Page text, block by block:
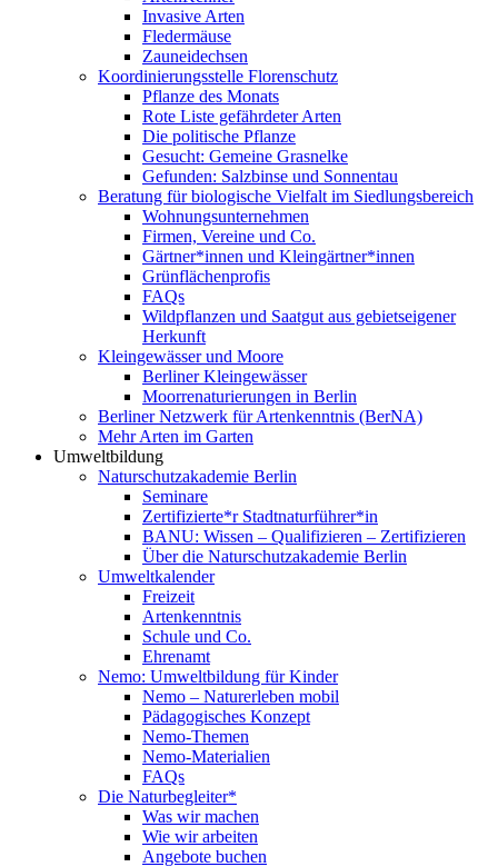
Invasive Arten
Fledermäuse
Zauneidechsen
Koordinierungsstelle Florenschutz
Pflanze des Monats
Rote Liste gefährdeter Arten
Die politische Pflanze
Gesucht: Gemeine Grasnelke
Gefunden: Salzbinse und Sonnentau
Beratung für biologische Vielfalt im Siedlungsbereich
Wohnungsunternehmen
Firmen, Vereine und Co.
Gärtner*innen und Kleingärtner*innen
Grünflächenprofis
FAQs
Wildpflanzen und Saatgut aus gebietseigener
Herkunft
Kleingewässer und Moore
Berliner Kleingewässer
Moorrenaturierungen in Berlin
Berliner Netzwerk für Artenkenntnis (BerNA)
Mehr Arten im Garten
Umweltbildung
Naturschutzakademie Berlin
Seminare
Zertifizierte*r Stadtnaturführer*in
BANU: Wissen – Qualifizieren – Zertifizieren
Über die Naturschutzakademie Berlin
Umweltkalender
Freizeit
Artenkenntnis
Schule und Co.
Ehrenamt
Nemo: Umweltbildung für Kinder
Nemo – Naturerleben mobil
Pädagogisches Konzept
Nemo-Themen
Nemo-Materialien
FAQs
Die Naturbegleiter*
Was wir machen
Wie wir arbeiten
Angebote buchen